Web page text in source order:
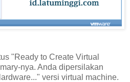
"Ready to Create Virtual
nya. Anda dipersilakan
versi virtual machine.